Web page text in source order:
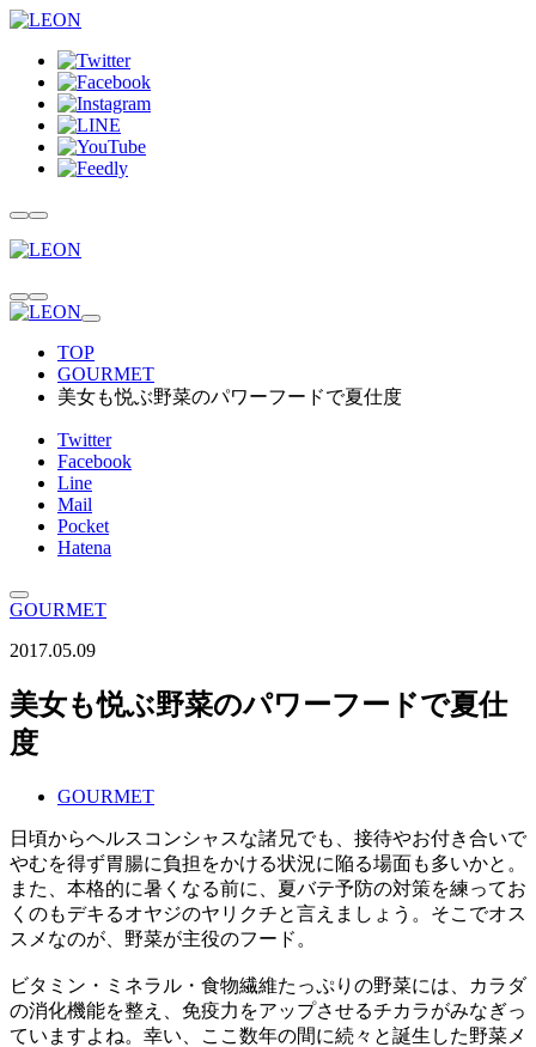
TOP
GOURMET
美女も悦ぶ野菜のパワーフードで夏仕度
Twitter
Facebook
Line
Mail
Pocket
Hatena
GOURMET
2017.05.09
美女も悦ぶ野菜のパワーフードで夏仕
度
GOURMET
日頃からヘルスコンシャスな諸兄でも、接待やお付き合いで
やむを得ず胃腸に負担をかける状況に陥る場面も多いかと。
また、本格的に暑くなる前に、夏バテ予防の対策を練ってお
くのもデキるオヤジのヤリクチと言えましょう。そこでオス
スメなのが、野菜が主役のフード。
ビタミン・ミネラル・食物繊維たっぷりの野菜には、カラダ
の消化機能を整え、免疫力をアップさせるチカラがみなぎっ
ていますよね。幸い、ここ数年の間に続々と誕生した野菜メ